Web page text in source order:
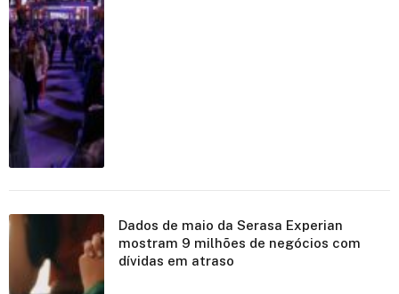
Dados de maio da Serasa Experian
mostram 9 milhões de negócios com
dívidas em atraso